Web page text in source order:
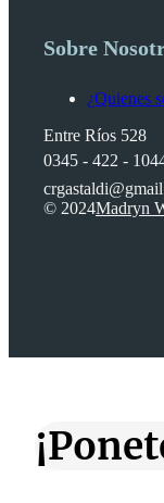
Sobre
¿Quienes
Entre Ríos 528
0345 - 422 -
© 2024Madryn